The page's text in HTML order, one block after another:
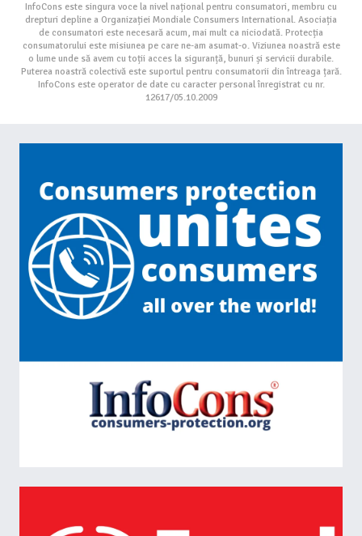
InfoCons este singura voce la nivel național pentru consumatori, membru cu
drepturi depline a Organizației Mondiale Consumers International. Asociația
de consumatori este necesară acum, mai mult ca niciodată. Protecția
consumatorului este misiunea pe care ne-am asumat-o. Viziunea noastră este
o lume unde să avem cu toții acces la siguranță, bunuri și servicii durabile.
Puterea noastră colectivă este suportul pentru consumatorii din întreaga țară.
InfoCons este operator de date cu caracter personal înregistrat cu nr.
12617/05.10.2009